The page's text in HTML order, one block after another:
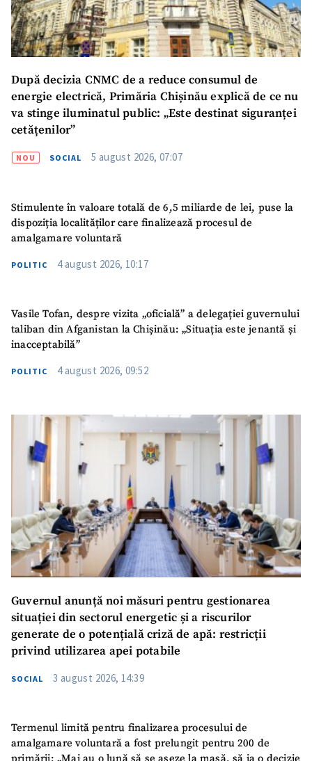
După decizia CNMC de a reduce consumul de
energie electrică, Primăria Chișinău explică de ce nu
va stinge iluminatul public: „Este destinat siguranței
cetățenilor”
NOU SOCIAL 5 august 2026, 07:07
Stimulente în valoare totală de 6,5 miliarde de lei, puse la
dispoziția localităților care finalizează procesul de
amalgamare voluntară
POLITIC 4 august 2026, 10:17
Vasile Tofan, despre vizita „oficială” a delegației guvernului
taliban din Afganistan la Chișinău: „Situația este jenantă și
inacceptabilă”
POLITIC 4 august 2026, 09:52
Guvernul anunță noi măsuri pentru gestionarea
situației din sectorul energetic și a riscurilor
generate de o potențială criză de apă: restricții
privind utilizarea apei potabile
SOCIAL 3 august 2026, 14:39
Termenul limită pentru finalizarea procesului de
amalgamare voluntară a fost prelungit pentru 200 de